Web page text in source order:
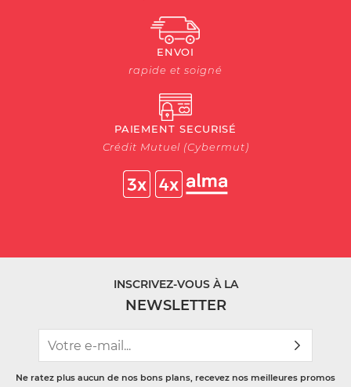
ENVOI
rapide et soigné
PAIEMENT SECURISÉ
Crédit Mutuel (Cybermut)
INSCRIVEZ-VOUS À LA
NEWSLETTER
Ne ratez plus aucun de nos bons plans, recevez nos meilleures promos